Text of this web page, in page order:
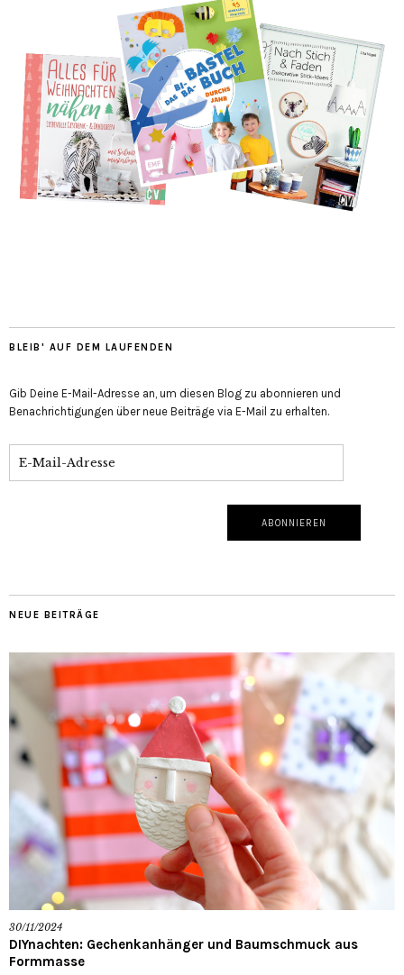
BLEIB' AUF DEM LAUFENDEN
Gib Deine E-Mail-Adresse an, um diesen Blog zu abonnieren und
Benachrichtigungen über neue Beiträge via E-Mail zu erhalten.
NEUE BEITRÄGE
30/11/2024
DIYnachten: Gechenkanhänger und Baumschmuck aus
Formmasse